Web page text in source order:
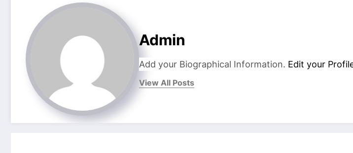
Admin
Add your Biographical Information. Edit your
View All Posts